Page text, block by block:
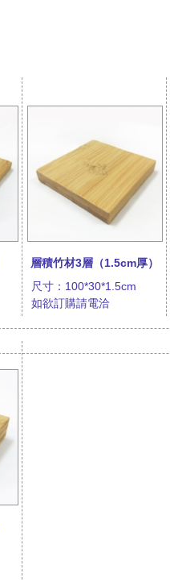
層積竹材3層（1.5cm厚）
尺寸：100*30*1.5cm
如欲訂購請電洽